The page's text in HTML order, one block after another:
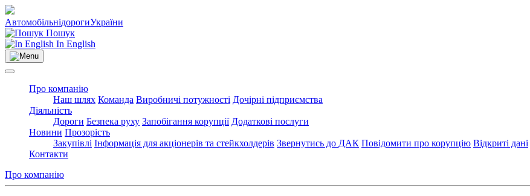
АвтомобільнідорогиУкраїни
Пошук
In English
Про компанію
Наш шлях Команда Виробничі потужності Дочірні підприємства
Діяльність
Дороги Безпека руху Запобігання корупції Додаткові послуги
Новини Прозорість
Закупівлі Інформація для акціонерів та стейкхолдерів Звернутись до ДАК Повідомити про корупцію Відкриті дані
Контакти
Про компанію